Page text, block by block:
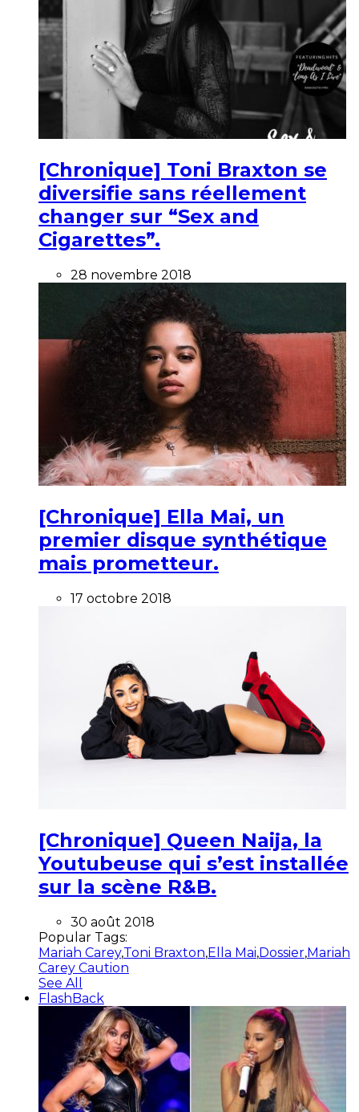
[Chronique] Toni Braxton se
diversifie sans réellement
changer sur “Sex and
Cigarettes”.
28 novembre 2018
[Chronique] Ella Mai, un
premier disque synthétique
mais prometteur.
17 octobre 2018
[Chronique] Queen Naija, la
Youtubeuse qui s’est installée
sur la scène R&B.
30 août 2018
Popular Tags:
Mariah Carey,Toni Braxton,Ella Mai,Dossier,Mariah
Carey Caution
See All
FlashBack